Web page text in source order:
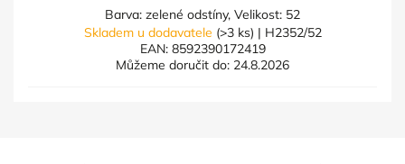
Barva: zelené odstíny, Velikost: 52
Skladem u dodavatele (>3 ks) | H2352/52
EAN: 8592390172419
Můžeme doručit do: 24.8.2026